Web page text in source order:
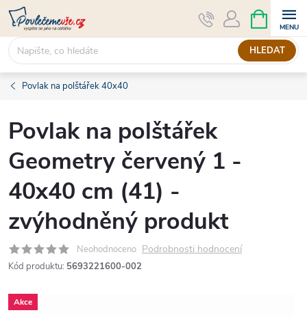
Přejít
obsah
HLEDAT
NÁKUPNÍ
KOŠÍK
Povlak na polštářek 40x40
Povlak na polštářek
Geometry červený 1 -
40x40 cm (41) -
zvýhodněný produkt
Neohodnoceno Podrobnosti hodnocení
Kód produktu: 5693221600-002
Akce